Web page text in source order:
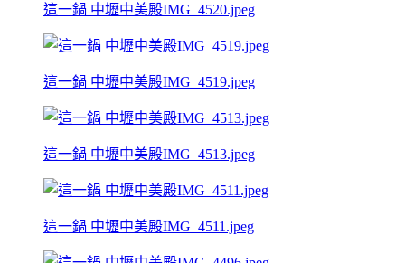
這一鍋 中壢中美殿IMG_4520.jpeg
這一鍋 中壢中美殿IMG_4519.jpeg
這一鍋 中壢中美殿IMG_4513.jpeg
這一鍋 中壢中美殿IMG_4511.jpeg